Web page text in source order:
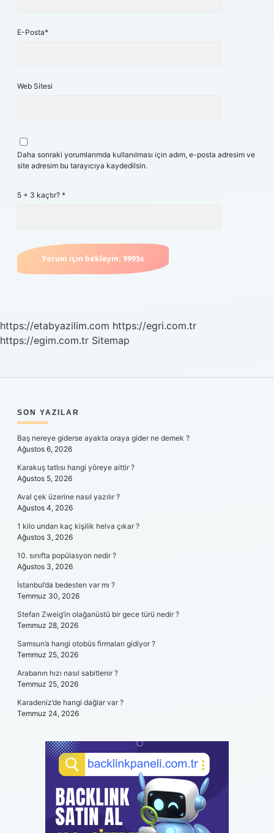
E-Posta*
Web Sitesi
Daha sonraki yorumlarımda kullanılması için adım, e-posta adresim ve
site adresim bu tarayıcıya kaydedilsin.
5 + 3 kaçtır? *
https://etabyazilim.com https://egri.com.tr
https://egim.com.tr Sitemap
SIDEBAR
SON YAZILAR
Baş nereye giderse ayakta oraya gider ne demek ?
Ağustos 6, 2026
Karakuş tatlısı hangi yöreye aittir ?
Ağustos 5, 2026
Aval çek üzerine nasıl yazılır ?
Ağustos 4, 2026
1 kilo undan kaç kişilik helva çıkar ?
Ağustos 3, 2026
10. sınıfta popülasyon nedir ?
Ağustos 3, 2026
İstanbul’da bedesten var mı ?
Temmuz 30, 2026
Stefan Zweig’in olağanüstü bir gece türü nedir ?
Temmuz 28, 2026
Samsun’a hangi otobüs firmaları gidiyor ?
Temmuz 25, 2026
Arabanın hızı nasıl sabitlenir ?
Temmuz 25, 2026
Karadeniz’de hangi dağlar var ?
Temmuz 24, 2026